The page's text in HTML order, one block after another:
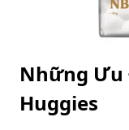
Những Ưu
Huggies